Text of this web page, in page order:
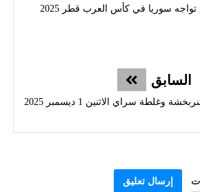
سوريا في كأس العرب قطر 2025
السابق
وغلطة سراي الاثنين 1 ديسمبر 2025
إرسال تعليق